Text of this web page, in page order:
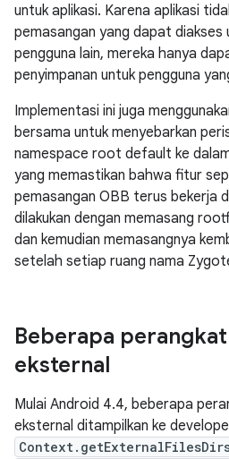
untuk aplikasi. Karena aplikasi
pemasangan yang dapat diakses
pengguna lain, mereka hanya
penyimpanan untuk pengguna
Implementasi ini juga
bersama untuk menyebarkan
namespace root default ke
yang memastikan bahwa fitur
pemasangan OBB terus bekerja
dilakukan dengan memasang
dan kemudian memasangnya
setelah setiap ruang nama
Beberapa
eksternal
Mulai Android 4.4, beberapa
eksternal ditampilkan ke